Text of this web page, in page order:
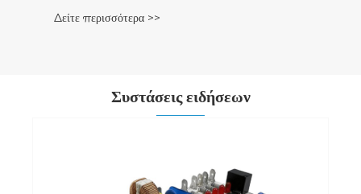
Συστάσεις ειδήσεων
πιάτων και πώς ελέγχει τα σύγχρονα πλυντήρια